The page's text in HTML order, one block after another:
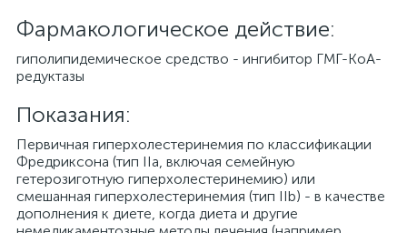
Фармакологическое действие:
гиполипидемическое средство - ингибитор ГМГ-КоА-
редуктазы
Показания:
Первичная гиперхолестеринемия по классификации
Фредриксона (тип IIa, включая семейную
гетерозиготную гиперхолестеринемию) или
смешанная гиперхолестеринемия (тип IIb) - в качестве
дополнения к диете, когда диета и другие